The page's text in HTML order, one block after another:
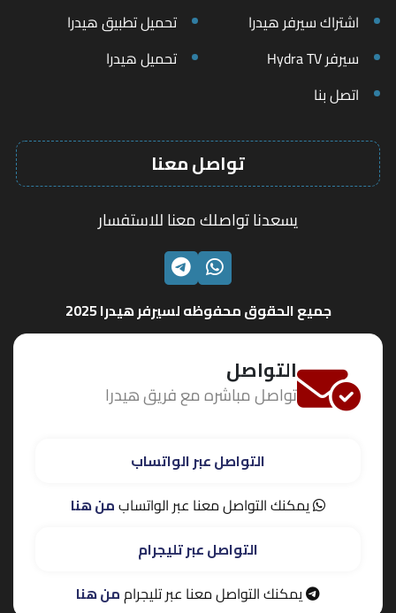
اشتراك سيرفر هيدرا
تحميل تطبيق هيدرا
سيرفر Hydra TV
تحميل هيدرا
اتصل بنا
تواصل معنا
يسعدنا تواصلك معنا للاستفسار
الواتسابتليجرام
جميع الحقوق محفوظه لسيرفر هيدرا 2025
التواصل
تواصل مباشره مع فريق هيدرا
التواصل عبر الواتساب
يمكنك التواصل معنا عبر الواتسابمن هنا
التواصل عبر تليجرام
يمكنك التواصل معنا عبر تليجراممن هنا